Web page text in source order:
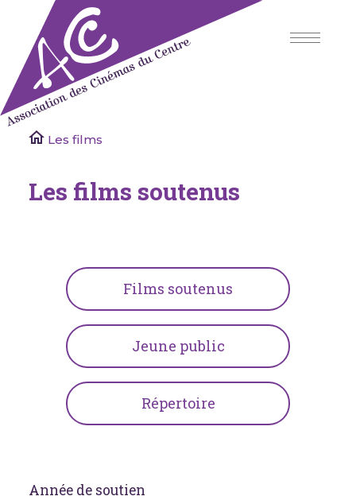
content
Association des Cinémas du Centre
Les films
Les films soutenus
Films soutenus
Jeune public
Répertoire
Année de soutien